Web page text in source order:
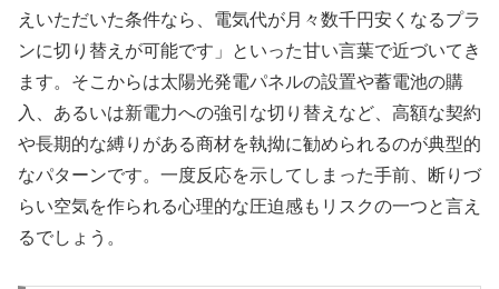
えいただいた条件なら、電気代が月々数千円安くなるプラ
ンに切り替えが可能です」といった甘い言葉で近づいてき
ます。そこからは太陽光発電パネルの設置や蓄電池の購
入、あるいは新電力への強引な切り替えなど、高額な契約
や長期的な縛りがある商材を執拗に勧められるのが典型的
なパターンです。一度反応を示してしまった手前、断りづ
らい空気を作られる心理的な圧迫感もリスクの一つと言え
るでしょう。